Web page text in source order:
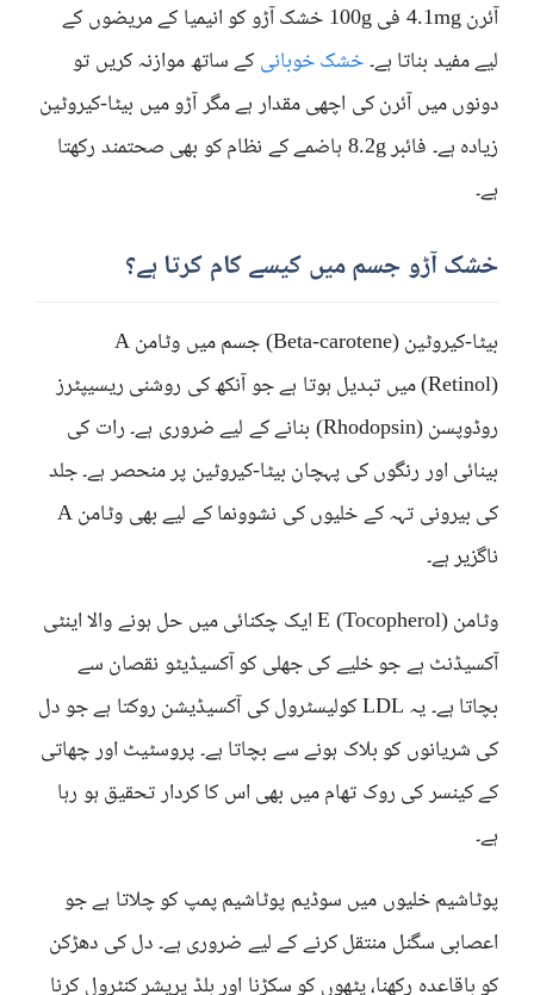
آئرن 4.1mg فی 100g خشک آڑو کو انیمیا کے مریضوں کے
لیے مفید بناتا ہے۔خشک خوبانی کے ساتھ موازنہ کریں تو
دونوں میں آئرن کی اچھی مقدار ہے مگر آڑو میں بیٹا-کیروٹین
زیادہ ہے۔ فائبر 8.2g ہاضمے کے نظام کو بھی صحتمند رکھتا
ہے۔
خشک آڑو جسم میں کیسے کام کرتا ہے؟
بیٹا-کیروٹین (Beta-carotene) جسم میں وٹامن A
(Retinol) میں تبدیل ہوتا ہے جو آنکھ کی روشنی ریسیپٹرز
روڈوپسن (Rhodopsin) بنانے کے لیے ضروری ہے۔ رات کی
بینائی اور رنگوں کی پہچان بیٹا-کیروٹین پر منحصر ہے۔ جلد
کی بیرونی تہہ کے خلیوں کی نشوونما کے لیے بھی وٹامن A
ناگزیر ہے۔
وٹامن E (Tocopherol) ایک چکنائی میں حل ہونے والا اینٹی
آکسیڈنٹ ہے جو خلیے کی جھلی کو آکسیڈیٹو نقصان سے
بچاتا ہے۔ یہ LDL کولیسٹرول کی آکسیڈیشن روکتا ہے جو دل
کی شریانوں کو بلاک ہونے سے بچاتا ہے۔ پروسٹیٹ اور چھاتی
کے کینسر کی روک تھام میں بھی اس کا کردار تحقیق ہو رہا
ہے۔
پوٹاشیم خلیوں میں سوڈیم پوٹاشیم پمپ کو چلاتا ہے جو
اعصابی سگنل منتقل کرنے کے لیے ضروری ہے۔ دل کی دھڑکن
کو باقاعدہ رکھنا، پٹھوں کو سکڑنا اور بلڈ پریشر کنٹرول کرنا